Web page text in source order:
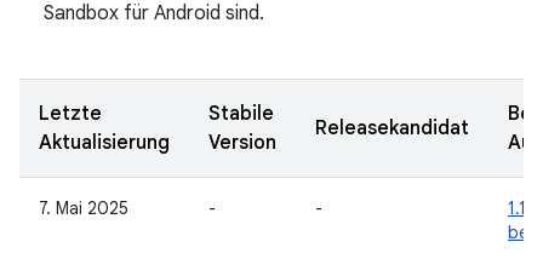
Sandbox für Android sind.
Letzte
Aktualisierung
Stabile
Version
Releasekandidat
7. Mai 2025 - -